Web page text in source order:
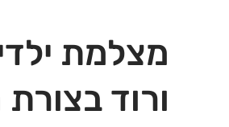
מצלמת
ורוד בצורת